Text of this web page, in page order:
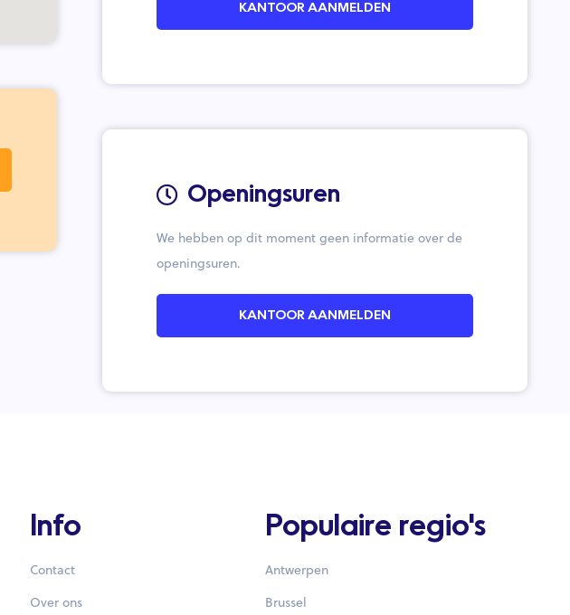
KANTOOR AANMELDEN
Openingsuren
We hebben op dit moment geen informatie over de
openingsuren.
KANTOOR AANMELDEN
Info
Contact
Over ons
Populaire regio's
Antwerpen
Brussel